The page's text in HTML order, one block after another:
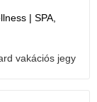
| SPA,
vakációs jegy